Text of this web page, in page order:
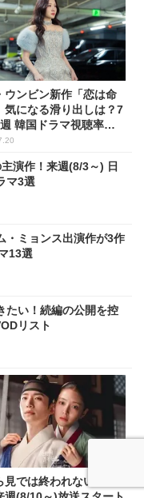
ウンビン新作「恋は命
気になる滑り出しは？7
韓国ドラマ視聴率ラ
グ
演作！来週(8/3～) 日
マ3選
・ミョンス出演作が3作
13選
たい！続編の公開を控
リスト
見では終われない名